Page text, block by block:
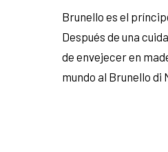
Brunello es el
Después de una
de envejecer en
mundo al Brunello di